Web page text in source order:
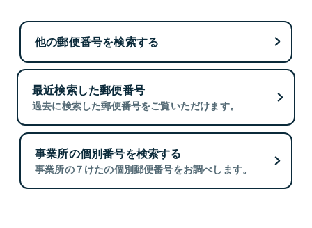
他の郵便番号を検索する
最近検索した郵便番号
過去に検索した郵便番号をご覧いただけます。
事業所の個別番号を検索する
事業所の７けたの個別郵便番号をお調べします。